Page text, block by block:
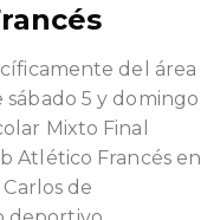
del área
5 y domingo
Mixto Final
Atlético Francés en
de